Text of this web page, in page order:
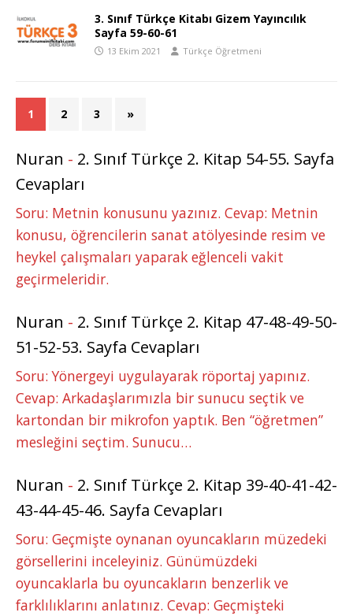
3. Sınıf Türkçe Kitabı Gizem Yayıncılık
Sayfa 59-60-61
13 Ekim 2021 Türkçe Öğretmeni
1 2 3 »
Nuran - 2. Sınıf Türkçe 2. Kitap 54-55. Sayfa
Cevapları
Soru: Metnin konusunu yazınız. Cevap: Metnin
konusu, öğrencilerin sanat atölyesinde resim ve
heykel çalışmaları yaparak eğlenceli vakit
geçirmeleridir.
Nuran - 2. Sınıf Türkçe 2. Kitap 47-48-49-50-
51-52-53. Sayfa Cevapları
Soru: Yönergeyi uygulayarak röportaj yapınız.
Cevap: Arkadaşlarımızla bir sunucu seçtik ve
kartondan bir mikrofon yaptık. Ben “öğretmen”
mesleğini seçtim. Sunucu…
Nuran - 2. Sınıf Türkçe 2. Kitap 39-40-41-42-
43-44-45-46. Sayfa Cevapları
Soru: Geçmişte oynanan oyuncakların müzedeki
görsellerini inceleyiniz. Günümüzdeki
oyuncaklarla bu oyuncakların benzerlik ve
farklılıklarını anlatınız. Cevap: Geçmişteki